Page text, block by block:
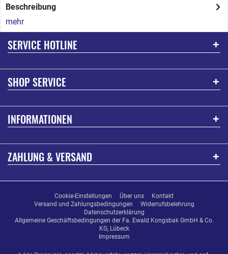
Beschreibung
mehr
SERVICE HOTLINE
SHOP SERVICE
INFORMATIONEN
ZAHLUNG & VERSAND
Cookie-Einstellungen Über uns
Kontakt
Versand und Zahlungsbedingungen
Widerrufsbelehrung
Datenschutzerklärung
Allgemeine Geschäftsbedingungen der Fa. Ewald Kongsbak GmbH & Co.
KG, Lübeck
Impressum